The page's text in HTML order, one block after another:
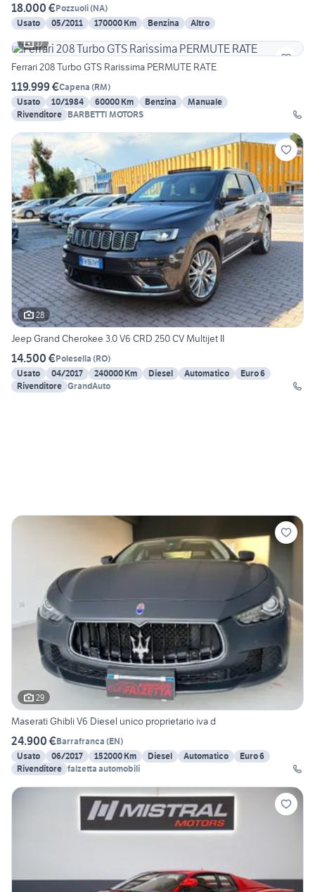
18.000 €Pozzuoli(NA)
Usato
05/2011 170000 Km Benzina
Altro
17
Ferrari 208 Turbo GTS Rarissima PERMUTE RATE
119.999 €Capena (RM)
Usato
10/1984 60000 Km Benzina
Manuale
Rivenditore BARBETTI MOTORS
28
Jeep Grand Cherokee 3.0 V6 CRD 250 CV Multijet II
14.500 €Polesella (RO)
Usato
04/2017 240000 Km Diesel Automatico
Euro 6
Rivenditore GrandAuto
29
Maserati Ghibli V6 Diesel unico proprietario iva d
24.900 €Barrafranca (EN)
Usato
06/2017 152000 Km Diesel Automatico
Euro 6
Rivenditore falzetta automobili